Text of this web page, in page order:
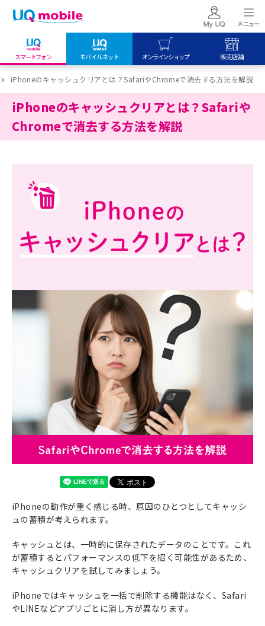
スマートフォン モバイルネット オンラインショップ 販売店舗
my UQ WiMAX
UQ WiMAX ご契約の方
My UQ mobile
UQ mobile ご契約の方
UQ mobile
オンラインショップ
UQ WiMAX
オンラインショップ
UQ mobile
販売店舗
UQ WiMAX
販売店舗
iPhoneのキャッシュクリアとは？SafariやChromeで消去する方法を解説
iPhoneのキャッシュクリアとは？Safariや
Chromeで消去する方法を解説
iPhoneの動作が重く感じる時、原因のひとつとしてキャッシ
ュの蓄積が考えられます。
キャッシュとは、一時的に保存されたデータのことです。これ
が蓄積するとパフォーマンスの低下を招く可能性があるため、
キャッシュクリアを試してみましょう。
iPhoneではキャッシュを一括で削除する機能はなく、Safari
やLINEなどアプリごとに消し方が異なります。